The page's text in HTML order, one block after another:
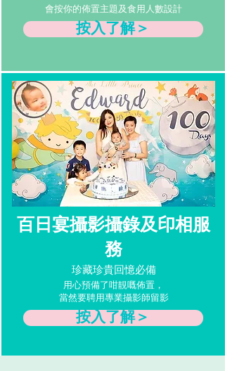
會按你的佈置主題及食用人數設計
按入了解＞
百日宴攝影攝錄及印相服
務
珍藏珍貴回憶必備
用心預備了咁靚嘅佈置，
當然要聘用專業攝影師留影
按入了解＞